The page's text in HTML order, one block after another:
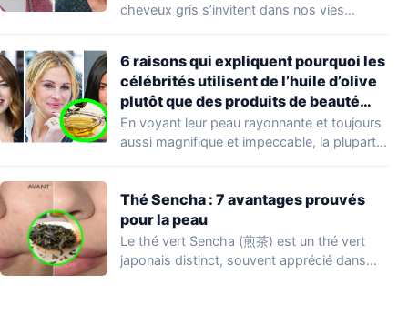
cheveux gris s’invitent dans nos vies…
6 raisons qui expliquent pourquoi les
célébrités utilisent de l’huile d’olive
plutôt que des produits de beauté
coûteux
En voyant leur peau rayonnante et toujours
aussi magnifique et impeccable, la plupart
Thé Sencha : 7 avantages prouvés
pour la peau
Le thé vert Sencha (煎茶) est un thé vert
japonais distinct, souvent apprécié dans…